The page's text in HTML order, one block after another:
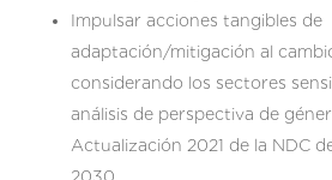
Impulsar acciones tangibles de
adaptación/mitigación al
considerando los sectores
análisis de perspectiva de
Actualización 2021 de la NDC